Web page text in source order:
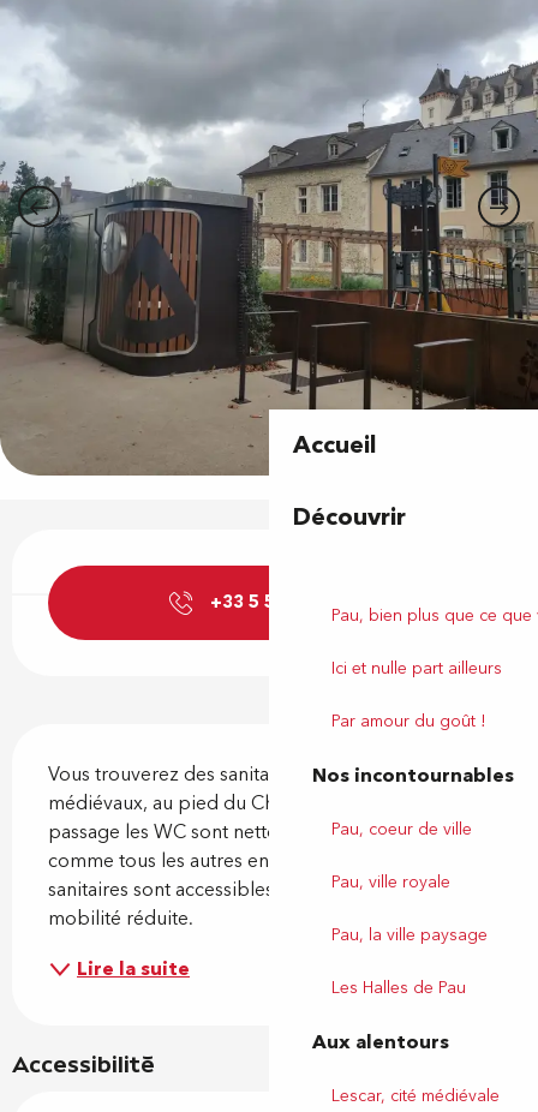
Accueil
Découvrir
Pau, bien plus que ce
Ici et nulle part ailleurs
Par amour du goût !
Nos incontournables
Pau, coeur de ville
Pau, ville royale
Pau, la ville paysage
Les Halles de Pau
Aux alentours
Lescar, cité médiévale
+33 5 59 27 85 ▒▒
Vous trouverez des sanitaires dans les jardins
médiévaux, au pied du Château de Pau A chaque
passage les WC sont nettoyés et surtout gratuits
comme tous les autres en centre-ville ! Les
sanitaires sont accessibles pour les personnes à
mobilité réduite.
Lire la suite
Accessibilité